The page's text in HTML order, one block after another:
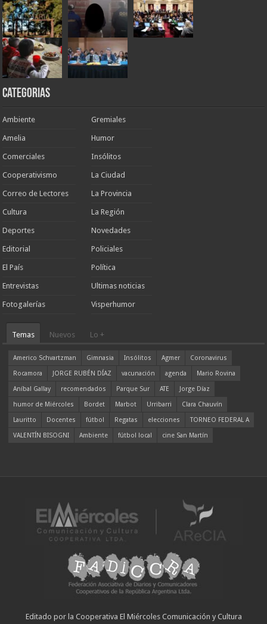
Categorias
Ambiente
Amelia
Comerciales
Cooperativismo
Correo de Lectores
Cultura
Deportes
Editorial
El País
Entrevistas
Fotogalerías
Gremiales
Humor
Insólitos
La Ciudad
La Provincia
La Región
Novedades
Policiales
Política
Ultimas noticias
Visperhumor
Temas Nuevos Lo +
Americo Schvartzman Gimnasia Insólitos Agmer
Coronavirus
Rocamora
JORGE RUBÉN DÍAZ vacunación agenda
Mario Rovina
Aníbal Gallay
recomendados Parque Sur ATE
Jorge Díaz
humor de Miércoles
Bordet Marbot Urribarri
Clara Chauvín
Lauritto
Docentes fútbol Regatas elecciones
TORNEO FEDERAL A
VALENTÍN BISOGNI
Ambiente fútbol local cine San Martín
Editado por la Cooperativa El Miércoles Comunicación y Cultura